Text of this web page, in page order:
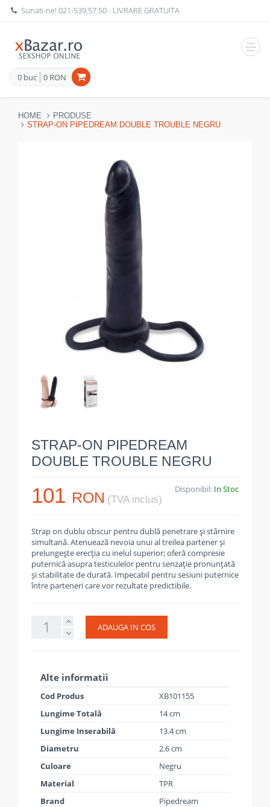
Sunati-ne!021-539.57.50- LIVRARE GRATUITA
0 buc 0 RON
HOME
PRODUSE
STRAP-ON PIPEDREAM DOUBLE TROUBLE NEGRU
STRAP-ON PIPEDREAM
DOUBLE TROUBLE NEGRU
101 RON (TVA inclus)
Disponibil: In Stoc
Strap on dublu obscur pentru dublă penetrare și stârnire
simultană. Atenuează nevoia unui al treilea partener și
prelungește erecția cu inelul superior; oferă compresie
puternică asupra testiculelor pentru senzație pronunțată
și stabilitate de durată. Impecabil pentru sesiuni puternice
între parteneri care vor rezultate predictibile.
ADAUGA IN COS
Alte informatii
Cod Produs
XB101155
Lungime Totală
14 cm
Lungime Inserabilă
13.4 cm
Diametru
2.6 cm
Culoare
Negru
Material
TPR
Brand
Pipedream